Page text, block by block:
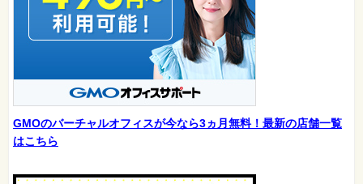
GMOのバーチャルオフィスが今なら3ヵ月無料！最新の店舗一覧
はこちら